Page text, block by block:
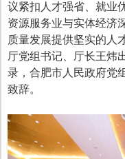
议紧扣人才强省、就业
资源服务业与实体经济
质量发展提供坚实的人
厅党组书记、厅长王炜
录，合肥市人民政府党
致辞。